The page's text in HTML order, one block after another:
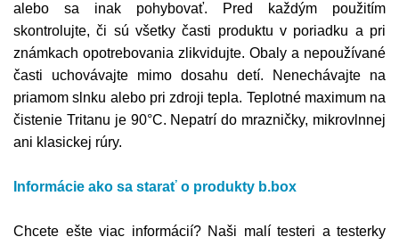
alebo sa inak pohybovať. Pred každým použitím
skontrolujte, či sú všetky časti produktu v poriadku a pri
známkach opotrebovania zlikvidujte. Obaly a nepoužívané
časti uchovávajte mimo dosahu detí. Nenechávajte na
priamom slnku alebo pri zdroji tepla. Teplotné maximum na
čistenie Tritanu je 90°C. Nepatrí do mrazničky, mikrovlnnej
ani klasickej rúry.
Informácie ako sa starať o produkty b.box
Chcete ešte viac informácií? Naši malí testeri a testerky